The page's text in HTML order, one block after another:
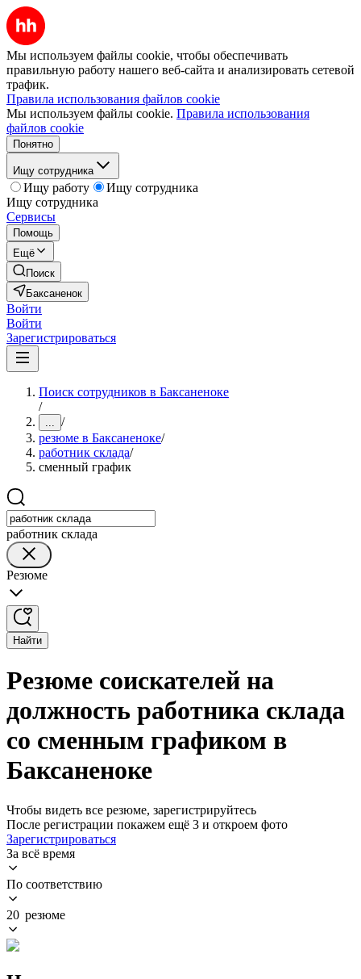
Мы используем файлы cookie, чтобы обеспечивать
правильную работу нашего веб-сайта и анализировать сетевой
трафик.
Правила использования файлов cookie
Мы используем файлы cookie. Правила использования
файлов cookie
Понятно
Ищу сотрудника
Ищу работу
Ищу сотрудника
Ищу сотрудника
Сервисы
Помощь
Ещё
Поиск
Баксаненок
Войти
Войти
Зарегистрироваться
Поиск сотрудников в Баксаненоке
/
... /
резюме в Баксаненоке/
работник склада/
сменный график
работник склада
Резюме
Найти
Резюме соискателей на
должность работника склада
со сменным графиком в
Баксаненоке
Чтобы видеть все резюме, зарегистрируйтесь
После регистрации покажем ещё 3 и откроем фото
Зарегистрироваться
За всё время
По соответствию
20 резюме